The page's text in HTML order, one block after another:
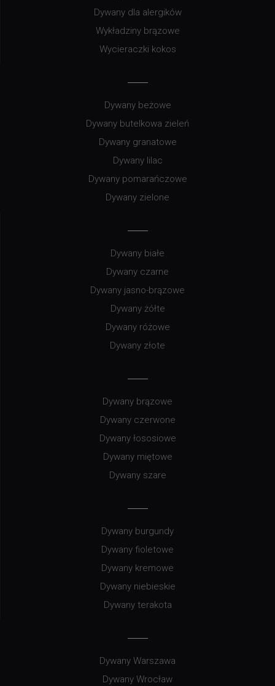
Dywany dla alergików
Wykładziny brązowe
Wycieraczki kokos
Dywany beżowe
Dywany butelkowa zieleń
Dywany granatowe
Dywany lilac
Dywany pomarańczowe
Dywany zielone
Dywany białe
Dywany czarne
Dywany jasno-brązowe
Dywany żółte
Dywany różowe
Dywany złote
Dywany brązowe
Dywany czerwone
Dywany łososiowe
Dywany miętowe
Dywany szare
Dywany burgundy
Dywany fioletowe
Dywany kremowe
Dywany niebieskie
Dywany terakota
Dywany Warszawa
Dywany Wrocław